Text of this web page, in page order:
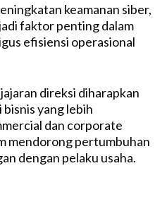
keamanan siber,
faktor penting dalam
efisiensi operasional
direksi diharapkan
yang lebih
dan corporate
mendorong pertumbuhan
dengan pelaku usaha.